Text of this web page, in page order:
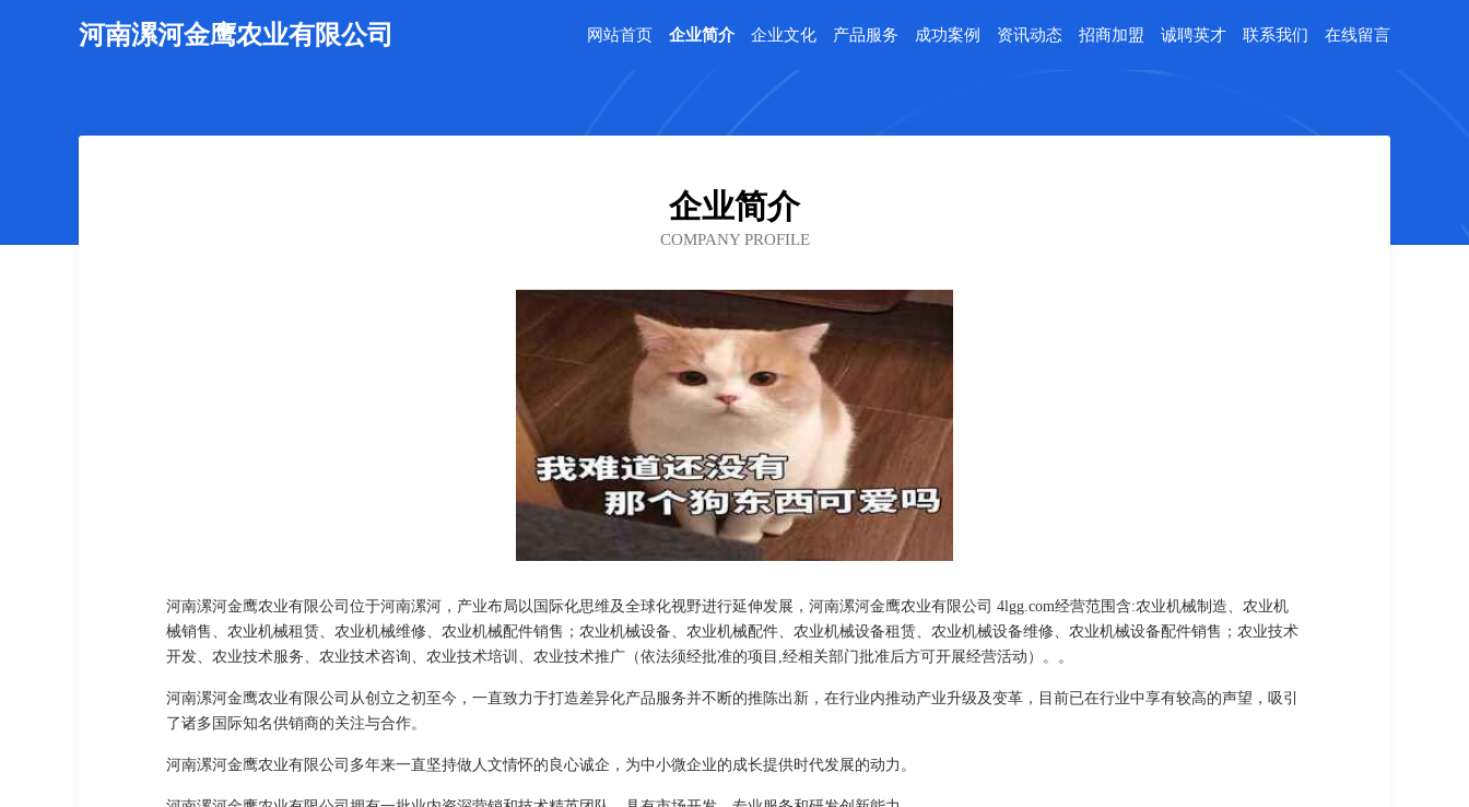
河南漯河金鹰农业有限公司 网站首页 企业简介 企业文化 产品服务 成功案例 资讯动态 招商加盟 诚聘英才 联系我们 在线留言
企业简介
COMPANY PROFILE
河南漯河金鹰农业有限公司位于河南漯河，产业布局以国际化思维及全球化视野进行延伸发展，河南漯河金鹰农业有限公司 4lgg.com经营范围含:农业机械制造、农业机
械销售、农业机械租赁、农业机械维修、农业机械配件销售；农业机械设备、农业机械配件、农业机械设备租赁、农业机械设备维修、农业机械设备配件销售；农业技术
开发、农业技术服务、农业技术咨询、农业技术培训、农业技术推广（依法须经批准的项目,经相关部门批准后方可开展经营活动）。。
河南漯河金鹰农业有限公司从创立之初至今，一直致力于打造差异化产品服务并不断的推陈出新，在行业内推动产业升级及变革，目前已在行业中享有较高的声望，吸引
了诸多国际知名供销商的关注与合作。
河南漯河金鹰农业有限公司多年来一直坚持做人文情怀的良心诚企，为中小微企业的成长提供时代发展的动力。